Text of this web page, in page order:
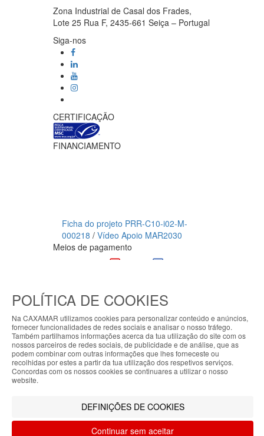
Zona Industrial de Casal dos Frades,
Lote 25 Rua F, 2435-661 Seiça – Portugal
Siga-nos
CERTIFICAÇÃO
FINANCIAMENTO
Ficha do projeto PRR-C10-i02-M-
000218 / Vídeo Apoio MAR2030
Meios de pagamento
Todos os direitos reservados / Salvo
indicação de contrário as promoções
apresentadas são válidas até ao dia 08-
08-2026
Filtrar por
LIMPAR FILTROS
Filtrar
ABOUT THE COOKIES
My7stores handles information about your visit
using cookies that improve the performance of the
website, facilitate sharing via social networks and
continuing to browse our site, you accept the use of
these cookies. For more information, see our
Privacy and Cookie Policy. You can configure your
O teu carrinho está vazio.
POLÍTICA DE COOKIES
Na CAXAMAR utilizamos cookies para personalizar conteúdo e anúncios,
fornecer funcionalidades de redes sociais e analisar o nosso tráfego.
Também partilhamos informações acerca da tua utilização do site com os
nossos parceiros de redes sociais, de publicidade e de análise, que as
podem combinar com outras informações que lhes forneceste ou
recolhidas por estes a partir da tua utilização dos respetivos serviços.
Concordas com os nossos cookies se continuares a utilizar o nosso
website.
DEFINIÇÕES DE COOKIES
Continuar sem aceitar